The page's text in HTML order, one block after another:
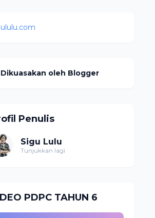
Dikuasakan oleh Blogger
Penulis
Sigu Lulu
Tunjukkan lagi
PDPC TAHUN 6